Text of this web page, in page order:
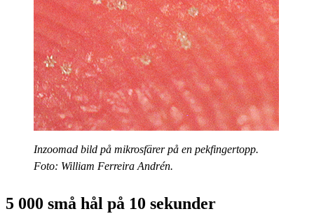
Inzoomad bild på mikrosfärer på en pekfingertopp.
Foto: William Ferreira Andrén.
5 000 små hål på 10 sekunder